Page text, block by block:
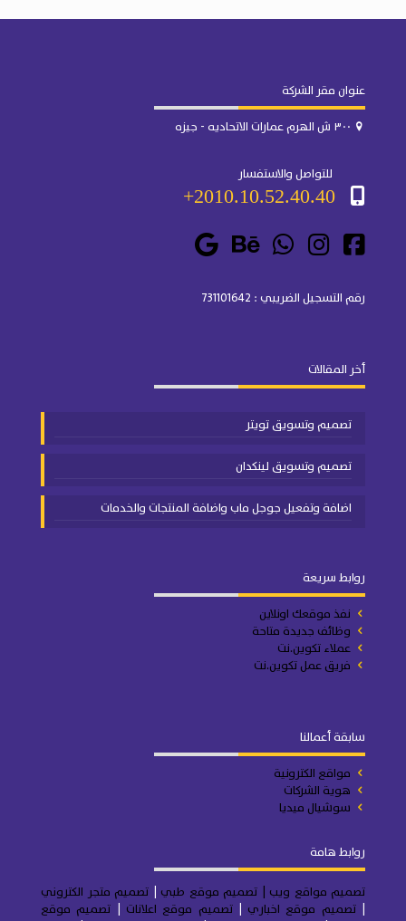
عنوان مقر الشركة
للتواصل والاستفسار
2010.10.52.40.40+
رقم التسجيل الضريبي : 731101642
أخر المقالات
تصميم وتسويق تويتر
تصميم وتسويق لينكدان
اضافة وتفعيل جوجل ماب واضافة المنتجات والخدمات
روابط سريعة
نفذ موقعك اونلاين
وظائف جديدة متاحة
عملاء تكوين.نت
فريق عمل تكوين.نت
سابقة أعمالنا
مواقع الكترونية
هوية الشركات
سوشيال ميديا
روابط هامة
تصميم مواقع ويب | تصميم موقع طبي | تصميم متجر الكتروني
|تصميم موقع اخباري |تصميم موقع اعلانات | تصميم موقع